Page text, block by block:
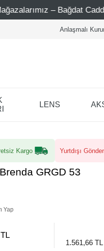
Caddesi 1 - Bağdat
Anlaşmalı
LENS
Kargo Yurtdışı
GRGD 53
Yap
1.561,66